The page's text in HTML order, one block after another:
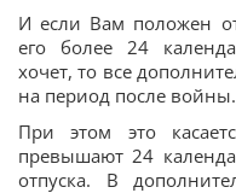
И если Вам положен
его более 24
хочет, то все
на период после войны.
При этом это
превышают 24
отпуска. В